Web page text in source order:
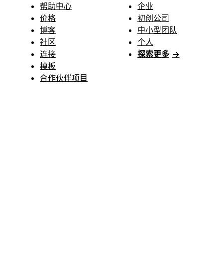
帮助中心
价格
博客
社区
连接
模板
合作伙伴项目
企业
初创公司
中小型团队
个人
探索更多 →